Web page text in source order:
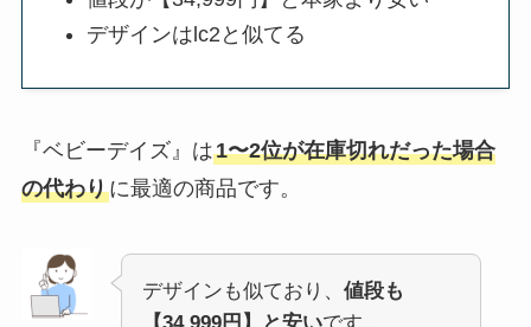
デザインはlc2と似てる
『ベビーデイズ』は1〜2位が在庫切れだった場合
の代わりに最適の商品です。
デザインも似ており、 値段も